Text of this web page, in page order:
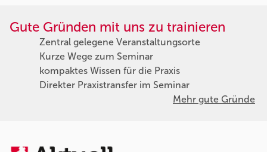
Gute Gründen mit uns zu trainieren
Zentral gelegene Veranstaltungsorte
Kurze Wege zum Seminar
kompaktes Wissen für die Praxis
Direkter Praxistransfer im Seminar
Mehr gute Gründe